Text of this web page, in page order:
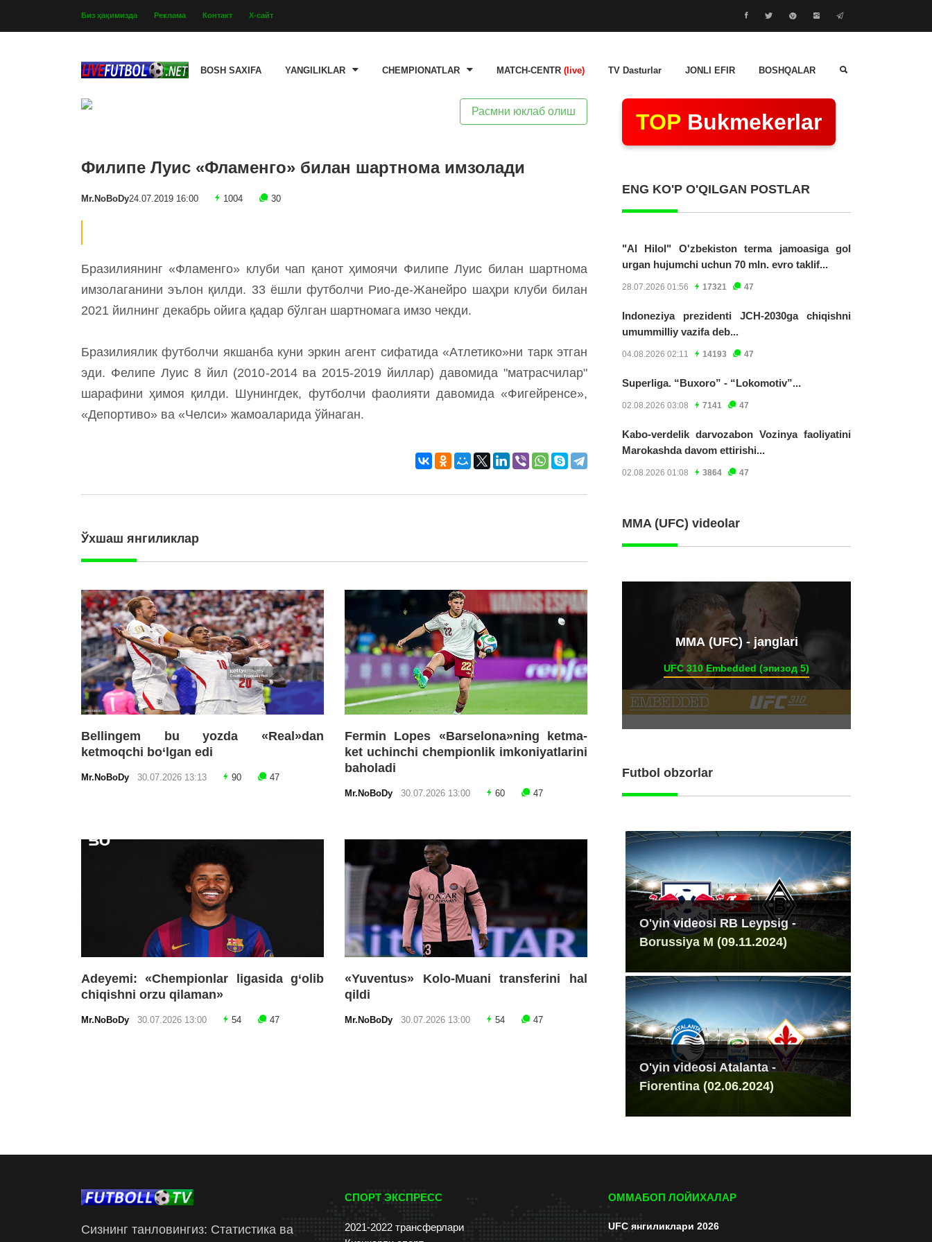
Биз ҳақимизда Реклама Контакт Х-сайт
BOSH SAXIFA YANGILIKLAR CHEMPIONATLAR MATCH-CENTR (live) TV Dasturlar JONLI EFIR BOSHQALAR
Расмни юклаб олиш
Филипе Луис «Фламенго» билан шартнома имзолади
Mr.NoBoDy24.07.2019 16:00 1004 30
Бразилиянинг «Фламенго» клуби чап қанот ҳимоячи Филипе Луис билан шартнома
имзолаганини эълон қилди. 33 ёшли футболчи Рио-де-Жанейро шаҳри клуби билан
2021 йилнинг декабрь ойига қадар бўлган шартномага имзо чекди.
Бразилиялик футболчи якшанба куни эркин агент сифатида «Атлетико»ни тарк этган
эди. Фелипе Луис 8 йил (2010-2014 ва 2015-2019 йиллар) давомида "матрасчилар"
шарафини ҳимоя қилди. Шунингдек, футболчи фаолияти давомида «Фигейренсе»,
«Депортиво» ва «Челси» жамоаларида ўйнаган.
Ўхшаш янгиликлар
Bellingem bu yozda «Real»dan
ketmoqchi bo‘lgan edi
Mr.NoBoDy 30.07.2026 13:13 90 47
Fermin Lopes «Barselona»ning ketma-
ket uchinchi chempionlik imkoniyatlarini
baholadi
Mr.NoBoDy 30.07.2026 13:00 60 47
Adeyemi: «Chempionlar ligasida g‘olib
chiqishni orzu qilaman»
Mr.NoBoDy 30.07.2026 13:00 54 47
«Yuventus» Kolo-Muani transferini hal
qildi
Mr.NoBoDy 30.07.2026 13:00 54 47
TOP Bukmekerlar
ENG KO'P O'QILGAN POSTLAR
"Al Hilol" O'zbekiston terma jamoasiga gol
urgan hujumchi uchun 70 mln. evro taklif...
28.07.2026 01:56 17321 47
Indoneziya prezidenti JCH-2030ga chiqishni
umummilliy vazifa deb...
04.08.2026 02:11 14193 47
Superliga. “Buxoro” - “Lokomotiv”...
02.08.2026 03:08 7141 47
Kabo-verdelik darvozabon Vozinya faoliyatini
Marokashda davom ettirishi...
02.08.2026 01:08 3864 47
MMA (UFC) videolar
ММА (UFC) - janglari
UFC 310 Embedded (эпизод 5)
Futbol obzorlar
O'yin videosi RB Leypsig -
Borussiya M (09.11.2024)
O'yin videosi Atalanta -
Fiorentina (02.06.2024)
Сизнинг танловингиз: Статистика ва
СПОРТ ЭКСПРЕСС
2021-2022 трансферлари
ОММАБОП ЛОЙИХАЛАР
UFC янгиликлари 2026